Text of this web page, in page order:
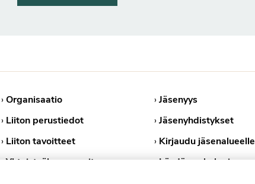
›Organisaatio
› Liiton perustiedot
› Liiton tavoitteet
›Yhteistyökumppanit
›Jäsenyys
›Jäsenyhdistykset
› Kirjaudu jäsenalueelle
›Löydä psykologi